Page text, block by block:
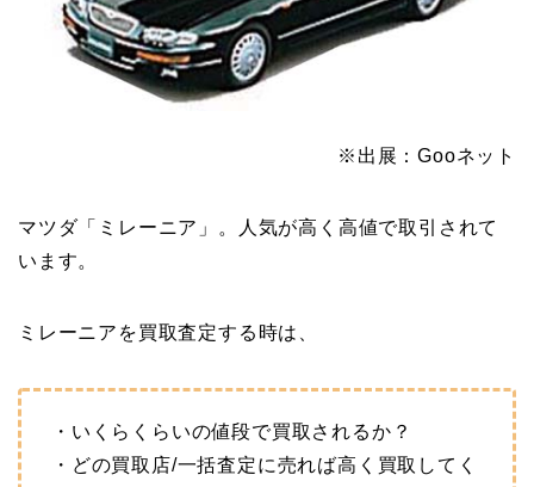
※出展：Gooネット
マツダ「ミレーニア」。人気が高く高値で取引されて
います。
ミレーニアを買取査定する時は、
・いくらくらいの値段で買取されるか？
・どの買取店/一括査定に売れば高く買取してく